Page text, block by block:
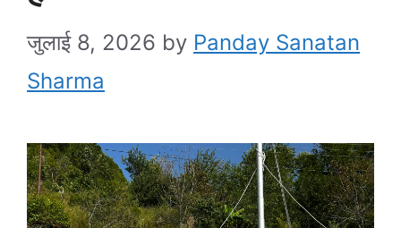
जुलाई 8, 2026 by Panday Sanatan
Sharma